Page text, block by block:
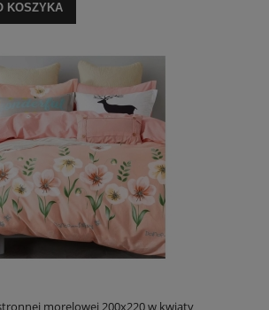
KOSZYKA
morelowej 200x220 w kwiaty